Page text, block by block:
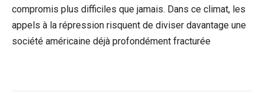
compromis plus difficiles que jamais. Dans ce climat, les
appels à la répression risquent de diviser davantage une
société américaine déjà profondément fracturée